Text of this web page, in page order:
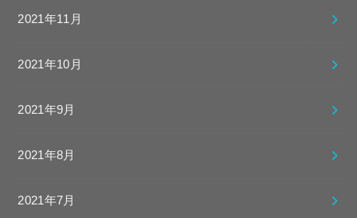
2021年11月
2021年10月
2021年9月
2021年8月
2021年7月